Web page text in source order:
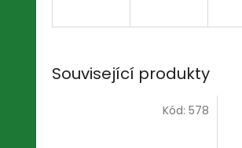
Související produkty
Kód: 578